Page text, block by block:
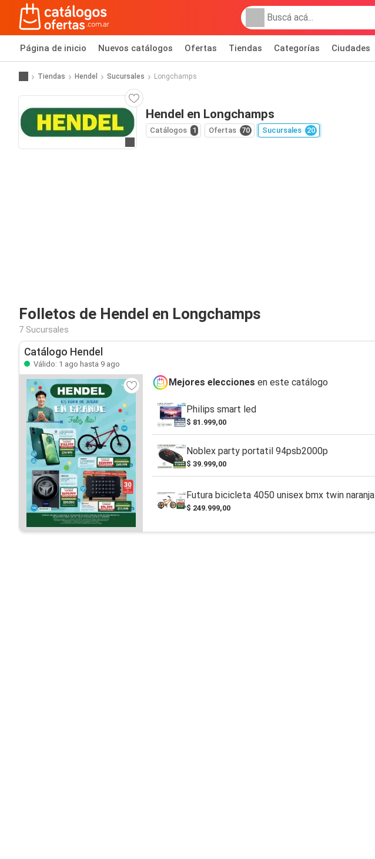
Página de inicio Nuevos catálogos Ofertas Tiendas Categorías Ciudades
Tiendas Hendel Sucursales Longchamps
Hendel en Longchamps
Catálogos 1 Ofertas 70 Sucursales 20
Folletos de Hendel en Longchamps
7 Sucursales
Catálogo Hendel
Válido: 1 ago hasta 9 ago
Mejores elecciones en este catálogo
Philips smart led
$ 81.999,00
Noblex party portatil 94psb2000p
$ 39.999,00
Futura bicicleta 4050 unisex bmx twin naranja
$ 249.999,00